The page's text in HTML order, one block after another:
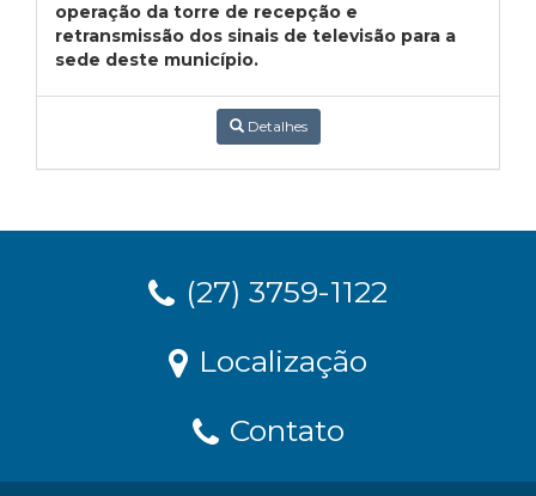
operação da torre de recepção e
retransmissão dos sinais de televisão para a
sede deste município.
Detalhes
(27) 3759-1122
Localização
Contato